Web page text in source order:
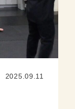
2025.09.11